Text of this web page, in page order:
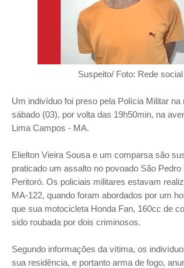
Suspeito/ Foto: Rede social
Um indivíduo foi preso pela Polícia Militar na
sábado (03), por volta das 19h50min, na
Lima Campos - MA.
Elielton Vieira Sousa e um comparsa são
praticado um assalto no povoado São Pedro
Peritoró. Os policiais militares estavam
MA-122, quando foram abordados por um
que sua motocicleta Honda Fan, 160cc de
sido roubada por dois criminosos.
Segundo informações da vítima, os
sua residência, e portanto arma de fogo,